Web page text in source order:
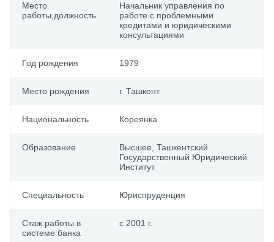
Место
работы,должность
Начальник управления по
работе с проблемными
кредитами и юридическими
консультациями
Год рождения 1979
Место рождения г. Ташкент
Национальность Кореянка
Образование
Выcшее, Ташкентский
Государственный Юридический
Институт
Специальность Юриспруденция
Стаж работы в
системе банка
с 2001 г.